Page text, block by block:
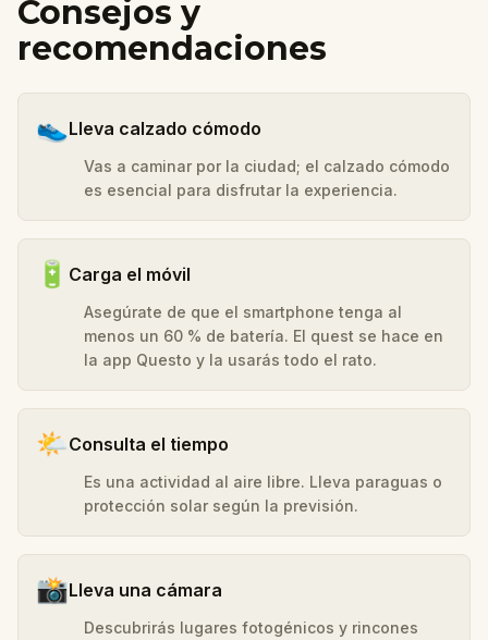
Consejos y
recomendaciones
👟Lleva calzado cómodo
Vas a caminar por la ciudad; el calzado cómodo
es esencial para disfrutar la experiencia.
🔋 Carga el móvil
Asegúrate de que el smartphone tenga al
menos un 60 % de batería. El quest se hace en
la app Questo y la usarás todo el rato.
🌤️Consulta el tiempo
Es una actividad al aire libre. Lleva paraguas o
protección solar según la previsión.
📸Lleva una cámara
Descubrirás lugares fotogénicos y rincones